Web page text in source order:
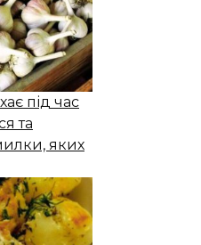
під час
та
яких